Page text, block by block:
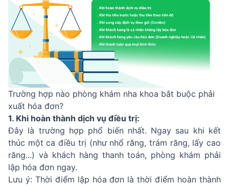
Trường hợp nào phòng khám nha khoa bắt buộc phải
xuất hóa đơn?
1. Khi hoàn thành dịch vụ điều trị:
Đây là trường hợp phổ biến nhất. Ngay sau khi kết
thúc một ca điều trị (như nhổ răng, trám răng, lấy cao
răng...) và khách hàng thanh toán, phòng khám phải
lập hóa đơn ngay.
Lưu ý: Thời điểm lập hóa đơn là thời điểm hoàn thành